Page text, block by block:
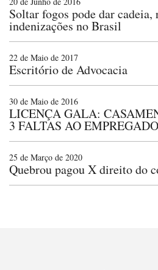
Soltar fogos pode dar cadeia,
indenizações no Brasil
22 de Maio de 2017
Escritório de Advocacia
30 de Maio de 2016
LICENÇA GALA:
3 FALTAS AO EMPREGADO
25 de Março de 2020
Quebrou pagou X direito do